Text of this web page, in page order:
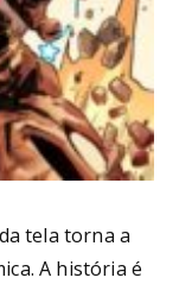
tela torna a
A história é